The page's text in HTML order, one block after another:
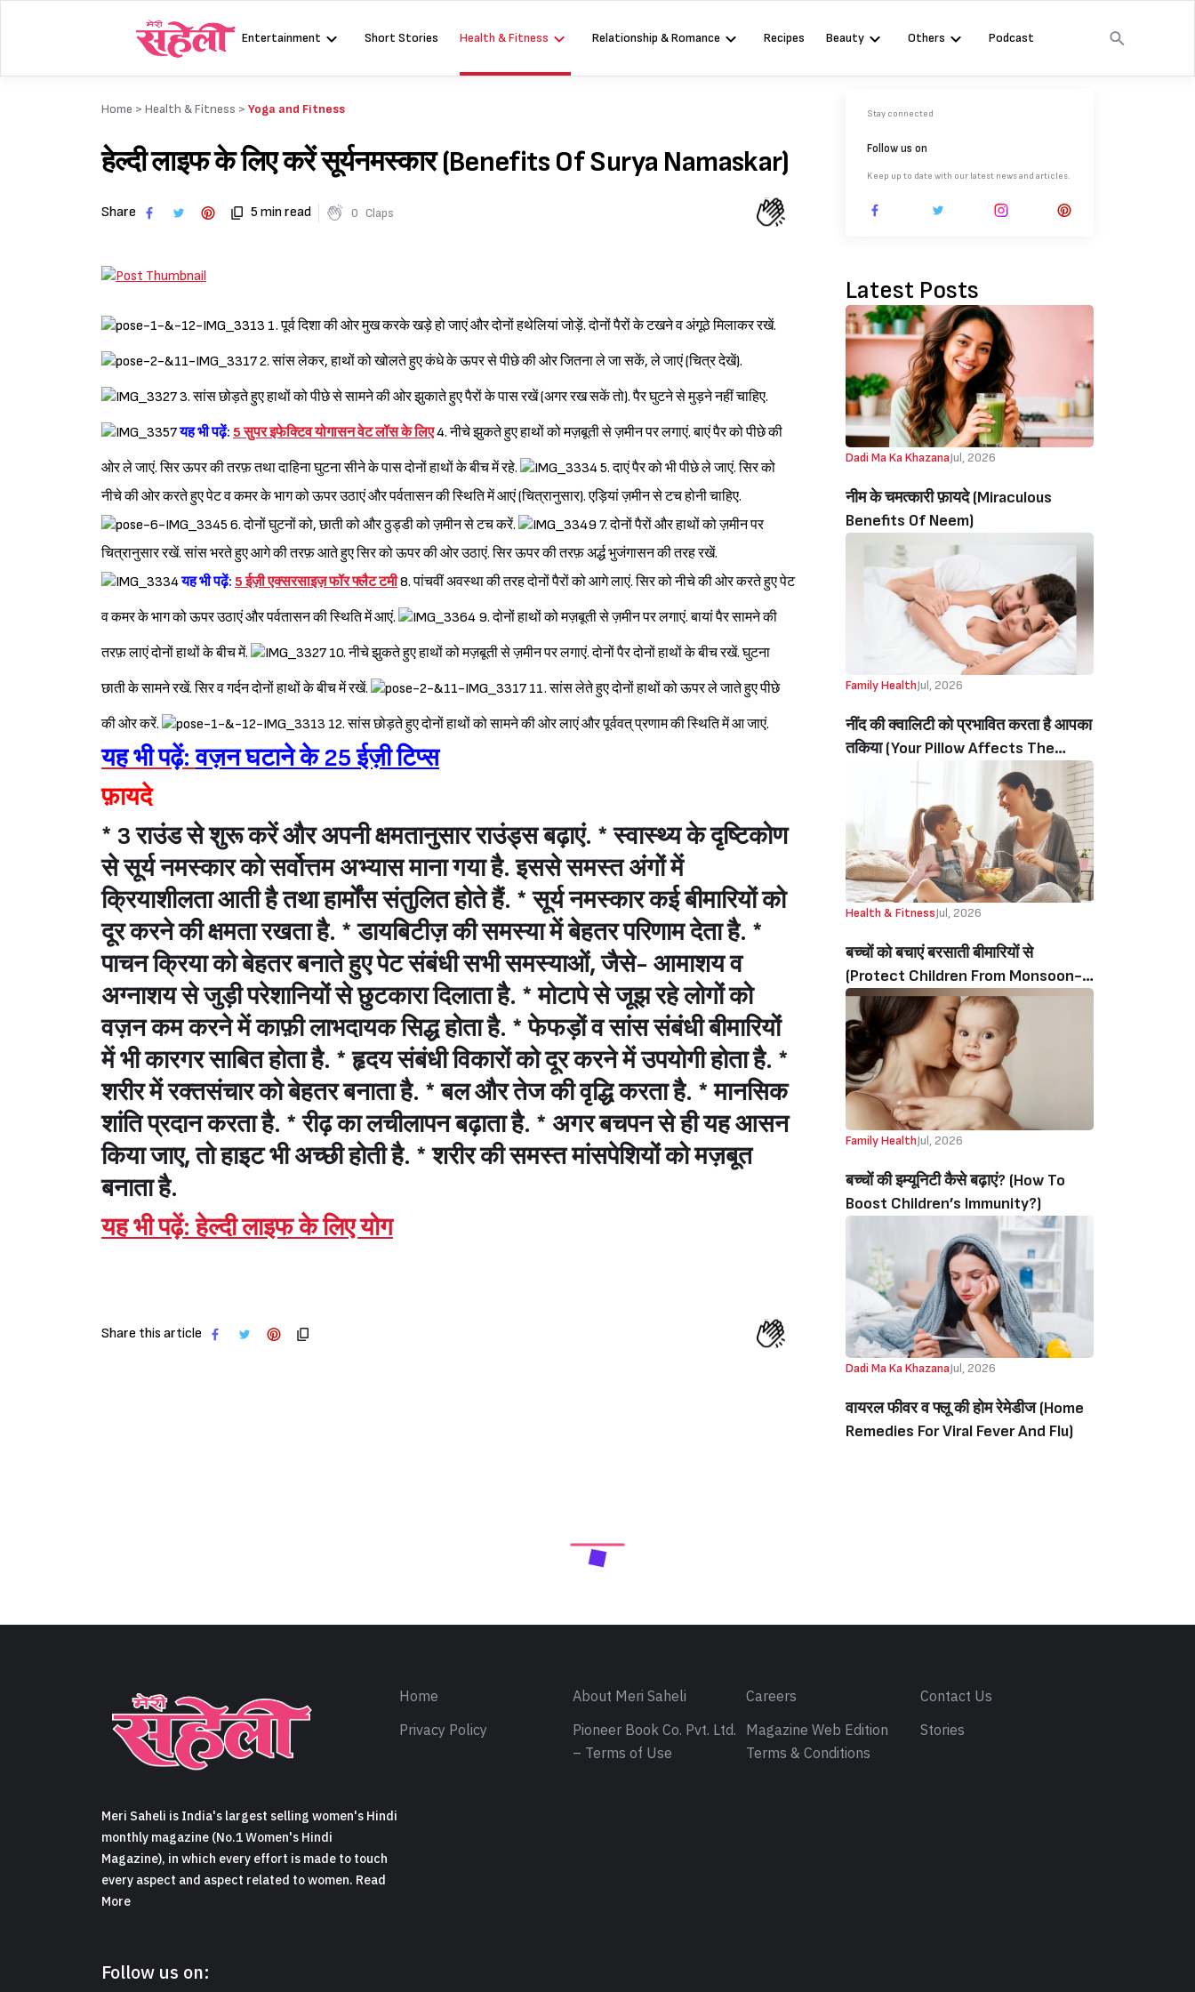
Sign in
Entertainment Short Stories Health & Fitness Relationship & Romance Recipes Beauty Others Podcast
Home > Health & Fitness > Yoga and Fitness
हेल्दी लाइफ के लिए करें सूर्यनमस्कार (Benefits Of Surya Namaskar)
Share 5 min read 0 Claps
1. पूर्व दिशा की ओर मुख करके खड़े हो जाएं और दोनों हथेलियां जोड़ें. दोनों पैरों के टखने व अंगूठे मिलाकर रखें.
2. सांस लेकर, हाथों को खोलते हुए कंधे के ऊपर से पीछे की ओर जितना ले जा सकें, ले जाएं (चित्र देखें).
3. सांस छोड़ते हुए हाथों को पीछे से सामने की ओर झुकाते हुए पैरों के पास रखें (अगर रख सकें तो). पैर घुटने से मुड़ने नहीं चाहिए.
यह भी पढ़ें: 5 सुपर इफेक्टिव योगासन वेट लॉस के लिए4. नीचे झुकते हुए हाथों को मज़बूती से ज़मीन पर लगाएं. बाएं पैर को पीछे की
ओर ले जाएं. सिर ऊपर की तरफ़ तथा दाहिना घुटना सीने के पास दोनों हाथों के बीच में रहे.
5. दाएं पैर को भी पीछे ले जाएं. सिर को
नीचे की ओर करते हुए पेट व कमर के भाग को ऊपर उठाएं और पर्वतासन की स्थिति में आएं (चित्रानुसार). एड़ियां ज़मीन से टच होनी चाहिए.
6. दोनों घुटनों को, छाती को और ठुड्डी को ज़मीन से टच करें.
7. दोनों पैरों और हाथों को ज़मीन पर
चित्रानुसार रखें. सांस भरते हुए आगे की तरफ़ आते हुए सिर को ऊपर की ओर उठाएं. सिर ऊपर की तरफ़ अर्द्ध भुजंगासन की तरह रखें.
यह भी पढ़ें: 5 ईज़ी एक्सरसाइज़ फॉर फ्लैट टमी8. पांचवीं अवस्था की तरह दोनों पैरों को आगे लाएं. सिर को नीचे की ओर करते हुए पेट
व कमर के भाग को ऊपर उठाएं और पर्वतासन की स्थिति में आएं. 9. दोनों हाथों को मज़बूती से ज़मीन पर लगाएं. बायां पैर सामने की
तरफ़ लाएं दोनों हाथों के बीच में. 10. नीचे झुकते हुए हाथों को मज़बूती से ज़मीन पर लगाएं. दोनों पैर दोनों हाथों के बीच रखें. घुटना
छाती के सामने रखें. सिर व गर्दन दोनों हाथों के बीच में रखें. 11. सांस लेते हुए दोनों हाथों को ऊपर ले जाते हुए पीछे
की ओर करें. 12. सांस छोड़ते हुए दोनों हाथों को सामने की ओर लाएं और पूर्ववत् प्रणाम की स्थिति में आ जाएं.
यह भी पढ़ें:वज़न घटाने के 25 ईज़ी टिप्स
फ़ायदे
* 3 राउंड से शुरू करें और अपनी क्षमतानुसार राउंड्स बढ़ाएं. * स्वास्थ्य के दृष्टिकोण
से सूर्य नमस्कार को सर्वोत्तम अभ्यास माना गया है. इससे समस्त अंगों में
क्रियाशीलता आती है तथा हार्मोंस संतुलित होते हैं. * सूर्य नमस्कार कई बीमारियों को
दूर करने की क्षमता रखता है. * डायबिटीज़ की समस्या में बेहतर परिणाम देता है. *
पाचन क्रिया को बेहतर बनाते हुए पेट संबंधी सभी समस्याओं, जैसे- आमाशय व
अग्नाशय से जुड़ी परेशानियों से छुटकारा दिलाता है. * मोटापे से जूझ रहे लोगों को
वज़न कम करने में काफ़ी लाभदायक सिद्ध होता है. * फेफड़ों व सांस संबंधी बीमारियों
में भी कारगर साबित होता है. * हृदय संबंधी विकारों को दूर करने में उपयोगी होता है. *
शरीर में रक्तसंचार को बेहतर बनाता है. * बल और तेज की वृद्धि करता है. * मानसिक
शांति प्रदान करता है. * रीढ़ का लचीलापन बढ़ाता है. * अगर बचपन से ही यह आसन
किया जाए, तो हाइट भी अच्छी होती है. * शरीर की समस्त मांसपेशियों को मज़बूत
बनाता है.
यह भी पढ़ें:हेल्दी लाइफ के लिए योग
Share this article
Stay connected
Follow us on
Keep up to date with our latest news and articles.
Latest Posts
Dadi Ma Ka KhazanaJul, 2026
नीम के चमत्कारी फ़ायदे (Miraculous
Benefits Of Neem)
Family HealthJul, 2026
नींद की क्वालिटी को प्रभावित करता है आपका
तकिया (Your Pillow Affects The
Health & FitnessJul, 2026
बच्चों को बचाएं बरसाती बीमारियों से
(Protect Children From Monsoon-
Related Illnesses)
Family HealthJul, 2026
बच्चों की‌ इम्यूनिटी‌ कैसे बढ़ाएं? (How To
Boost Children’s Immunity?)
Dadi Ma Ka KhazanaJul, 2026
वायरल फीवर व फ्लू की होम रेमेडीज (Home
Remedies For Viral Fever And Flu)
Meri Saheli is India's largest selling women's Hindi
monthly magazine (No.1 Women's Hindi
Magazine), in which every effort is made to touch
every aspect and aspect related to women. Read
More
Follow us on:
Home About Meri Saheli Careers
Contact Us
Privacy Policy
Pioneer Book Co. Pvt. Ltd.
– Terms of Use
Magazine Web Edition
Terms & Conditions
Stories